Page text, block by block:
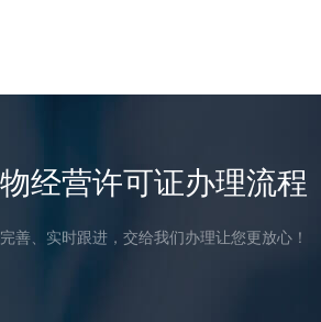
经营许可证办理流程
善、实时跟进，交给我们办理让您更放心！